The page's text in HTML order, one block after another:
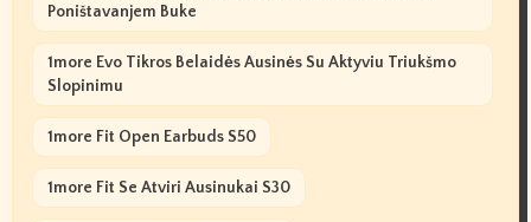
Poništavanjem Buke
1more Evo Tikros Belaidės Ausinės Su Aktyviu Triukšmo
Slopinimu
1more Fit Open Earbuds S50
1more Fit Se Atviri Ausinukai S30